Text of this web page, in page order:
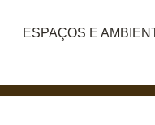
ESPAÇOS E